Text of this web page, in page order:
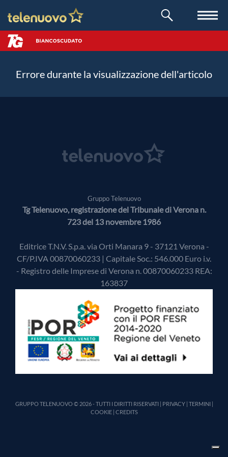
Errore durante la visualizzazione dell'articolo
Gruppo Telenuovo
Tg Telenuovo, registrazione del Tribunale di Verona n.
723 del 13 novembre 1986
Editrice T.N.V. S.p.a. via Orti Manara 9 - 37121 Verona -
CF/P.IVA 00870060233 | Capitale Soc.: 546.000 Euro i.v.
- Registro delle Imprese di Verona n. 00870060233 REA:
163837
GRUPPO TELENUOVO © 2026 - TUTTI I DIRITTI RISERVATI | PRIVACY| TERMINI|
COOKIE| CREDITS